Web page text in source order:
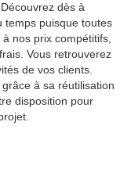
dès à
temps puisque toutes
nos prix compétitifs,
Vous retrouverez
de vos clients.
à sa réutilisation
disposition pour